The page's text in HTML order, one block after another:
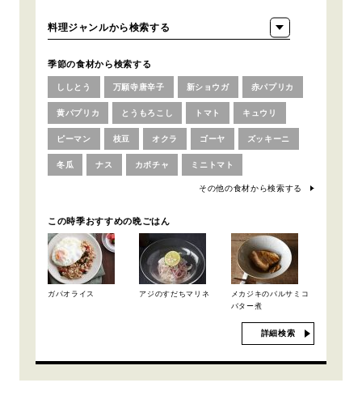
季節の食材から検索する
ししとう 万願寺唐辛子 新ショウガ 赤パプリカ
黄パプリカ とうもろこし トマト キュウリ
ピーマン 枝豆 オクラ ゴーヤ ズッキーニ
冬瓜 ナス カボチャ ミニトマト
その他の食材から検索する
この時季おすすめの晩ごはん
ガパオライス アジのすだちマリネ
メカジキのバルサミコ
バター煮
詳細検索